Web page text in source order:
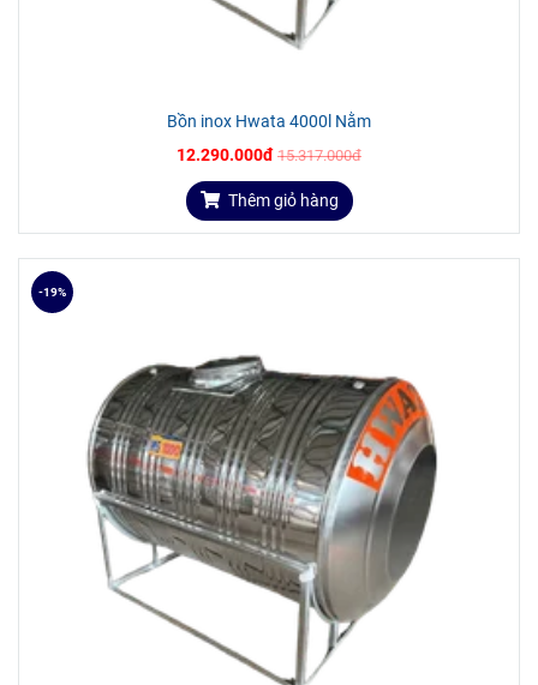
Bồn inox Hwata 4000l Nằm
12.290.000đ 15.317.000đ
Thêm giỏ hàng
-19%